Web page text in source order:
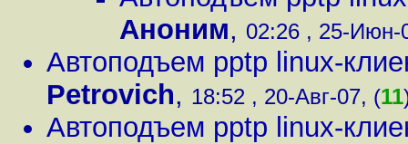
Аноним, 02:26 , 25-Июн-
Автоподъем pptp linux-
Petrovich, 18:52 , 20-Авг-07, (11
Автоподъем pptp linux-